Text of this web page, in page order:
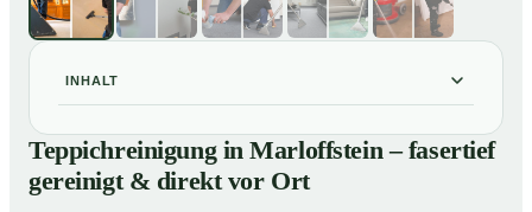
INHALT
01Teppichreinigung in Marloffstein – fasertief gereinigt &
direkt vor Ort
Unsere Leistungen im Überblick
Teppichreinigung in Marloffstein – fasertief
gereinigt & direkt vor Ort